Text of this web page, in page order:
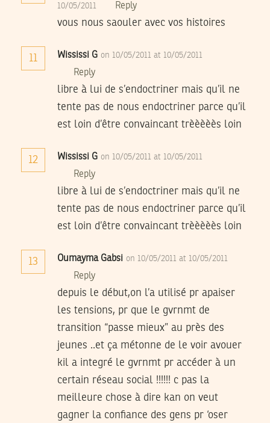
10/05/2011 Reply
vous nous saouler avec vos histoires
Wississi G on 10/05/2011 at 10/05/2011
Reply
libre à lui de s’endoctriner mais qu’il ne
tente pas de nous endoctriner parce qu’il
est loin d’être convaincant trèèèèès loin
12 Wississi G on 10/05/2011 at 10/05/2011
Reply
libre à lui de s’endoctriner mais qu’il ne
tente pas de nous endoctriner parce qu’il
est loin d’être convaincant trèèèèès loin
13 Oumayma Gabsi on 10/05/2011 at 10/05/2011
Reply
depuis le début,on l’a utilisé pr apaiser
les tensions, pr que le gvrnmt de
transition “passe mieux” au près des
jeunes ..et ça métonne de le voir avouer
kil a integré le gvrnmt pr accéder à un
certain réseau social !!!!!! c pas la
meilleure chose à dire kan on veut
gagner la confiance des gens pr ‘oser